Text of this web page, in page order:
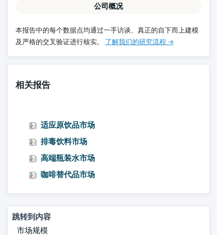
公司概况
本报告中的每个数据点均通过一手访谈、真正的自下而上建模
及严格的交叉验证进行核实。 了解我们的研究流程 →
相关报告
适应原饮品市场
排毒饮料市场
高端瓶装水市场
咖啡替代品市场
跳转到内容
市场规模